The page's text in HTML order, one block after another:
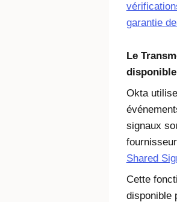
garantie
Le
Okta
signaux
Shared
Cette
disponible